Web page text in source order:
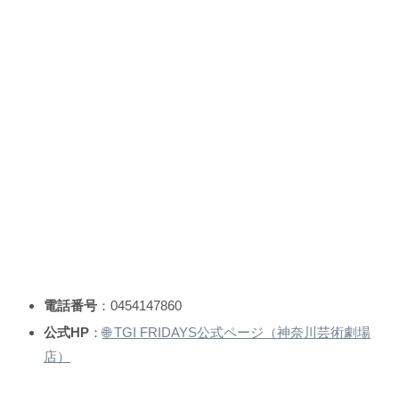
電話番号 ：0454147860
公式HP ：🌐 TGI FRIDAYS公式ページ（神奈川芸術劇場
店）